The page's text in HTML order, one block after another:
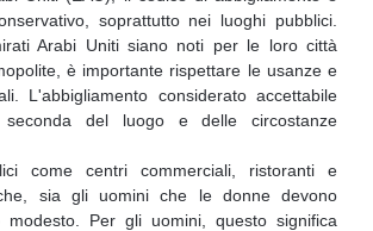
soprattutto nei luoghi pubblici.
Arabi Uniti siano noti per le loro città
è importante rispettare le usanze e
L'abbigliamento considerato accettabile
del luogo e delle circostanze
come centri commerciali, ristoranti e
sia gli uomini che le donne devono
Per gli uomini, questo significa